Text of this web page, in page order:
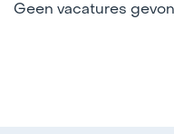
Geen vacatures